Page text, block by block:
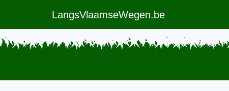
LangsVlaamseWegen.be